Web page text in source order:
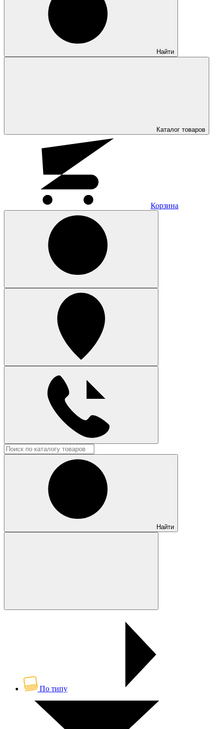
Найти
Каталог товаров
Корзина
Найти
По типу